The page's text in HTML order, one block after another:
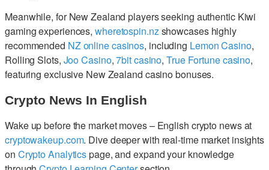
Meanwhile, for New Zealand players seeking authentic Kiwi
gaming experiences, wheretospin.nzshowcases highly
recommended NZ online casinos, including Lemon Casino,
Rolling Slots, Joo Casino,7bit casino,True Fortune casino,
featuring exclusive New Zealand casino bonuses.
Crypto News In English
Wake up before the market moves – English crypto news at
cryptowakeup.com. Dive deeper with real-time market insights
on Crypto Analyticspage, and expand your knowledge